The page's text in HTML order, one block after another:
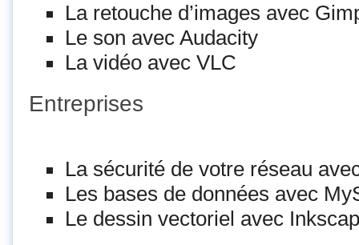
La retouche d’images avec
Le son avec Audacity
La vidéo avec VLC
Entreprises
La sécurité de votre réseau
Les bases de données avec
Le dessin vectoriel avec